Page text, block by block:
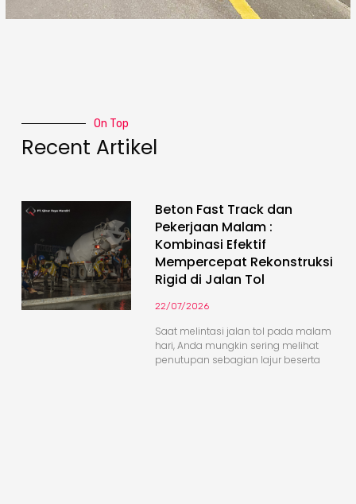
On Top
Recent Artikel
Beton Fast Track dan
Pekerjaan Malam :
Kombinasi Efektif
Mempercepat Rekonstruksi
Rigid di Jalan Tol
22/07/2026
Saat melintasi jalan tol pada malam
hari, Anda mungkin sering melihat
penutupan sebagian lajur beserta